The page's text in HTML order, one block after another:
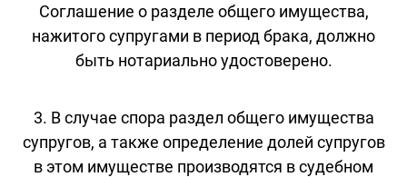
Соглашение о разделе общего имущества,
нажитого супругами в период брака, должно
быть нотариально удостоверено.
3. В случае спора раздел общего имущества
супругов, а также определение долей супругов
в этом имуществе производятся в судебном